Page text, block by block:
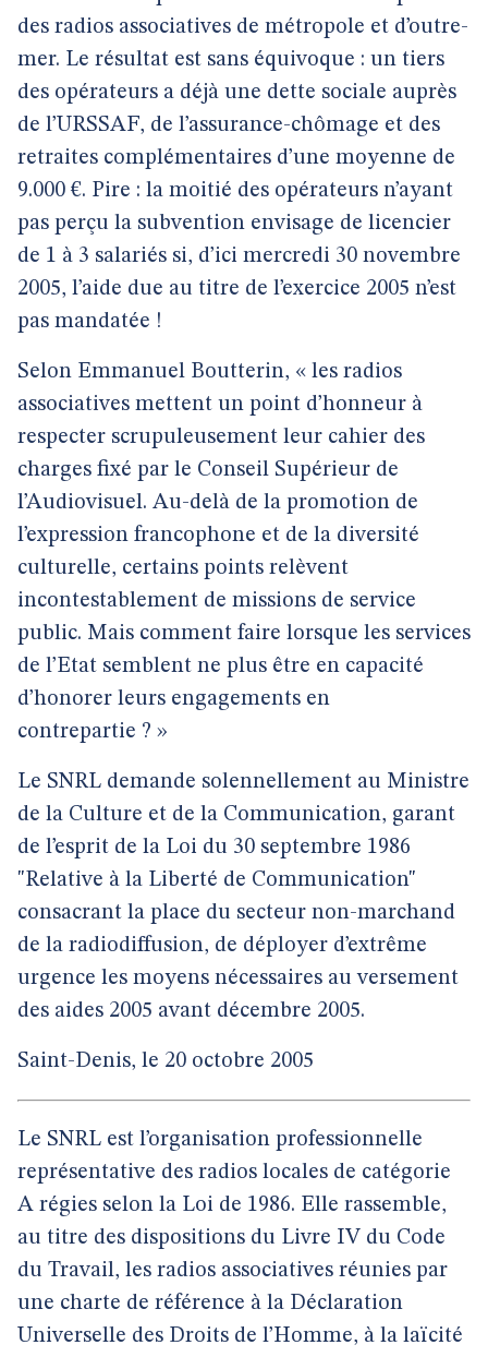
des radios associatives de métropole et d’outre-
mer. Le résultat est sans équivoque : un tiers
des opérateurs a déjà une dette sociale auprès
de l’URSSAF, de l’assurance-chômage et des
retraites complémentaires d’une moyenne de
9.000 €. Pire : la moitié des opérateurs n’ayant
pas perçu la subvention envisage de licencier
de 1 à 3 salariés si, d’ici mercredi 30 novembre
2005, l’aide due au titre de l’exercice 2005 n’est
pas mandatée !
Selon Emmanuel Boutterin, « les radios
associatives mettent un point d’honneur à
respecter scrupuleusement leur cahier des
charges fixé par le Conseil Supérieur de
l’Audiovisuel. Au-delà de la promotion de
l’expression francophone et de la diversité
culturelle, certains points relèvent
incontestablement de missions de service
public. Mais comment faire lorsque les services
de l’Etat semblent ne plus être en capacité
d’honorer leurs engagements en
contrepartie ? »
Le SNRL demande solennellement au Ministre
de la Culture et de la Communication, garant
de l’esprit de la Loi du 30 septembre 1986
"Relative à la Liberté de Communication"
consacrant la place du secteur non-marchand
de la radiodiffusion, de déployer d’extrême
urgence les moyens nécessaires au versement
des aides 2005 avant décembre 2005.
Saint-Denis, le 20 octobre 2005
Le SNRL est l’organisation professionnelle
représentative des radios locales de catégorie
A régies selon la Loi de 1986. Elle rassemble,
au titre des dispositions du Livre IV du Code
du Travail, les radios associatives réunies par
une charte de référence à la Déclaration
Universelle des Droits de l’Homme, à la laïcité